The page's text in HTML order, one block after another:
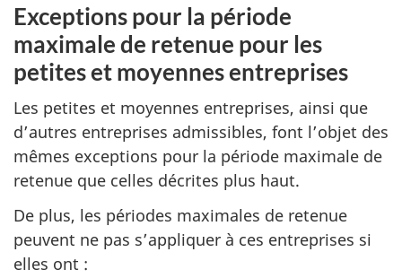
Exceptions pour la période
maximale de retenue pour les
petites et moyennes entreprises
Les petites et moyennes entreprises, ainsi que
d’autres entreprises admissibles, font l’objet des
mêmes exceptions pour la période maximale de
retenue que celles décrites plus haut.
De plus, les périodes maximales de retenue
peuvent ne pas s’appliquer à ces entreprises si
elles ont :